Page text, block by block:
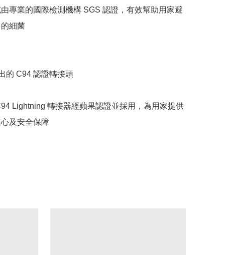
專業的國際檢測機構 SGS 認證，有效幫助用家避
細菌
的 C94 認證轉接頭
Lightning 轉接器經蘋果認證並採用，為用家提供